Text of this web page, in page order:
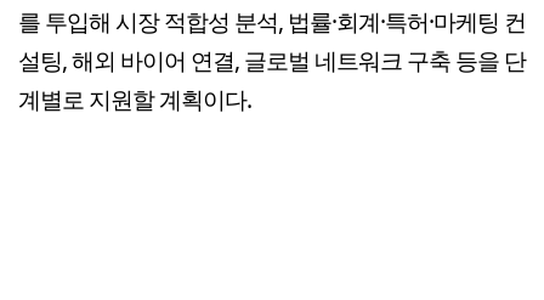
를 투입해 시장 적합성 분석, 법률·회계·특허·마케팅 컨
설팅, 해외 바이어 연결, 글로벌 네트워크 구축 등을 단
계별로 지원할 계획이다.